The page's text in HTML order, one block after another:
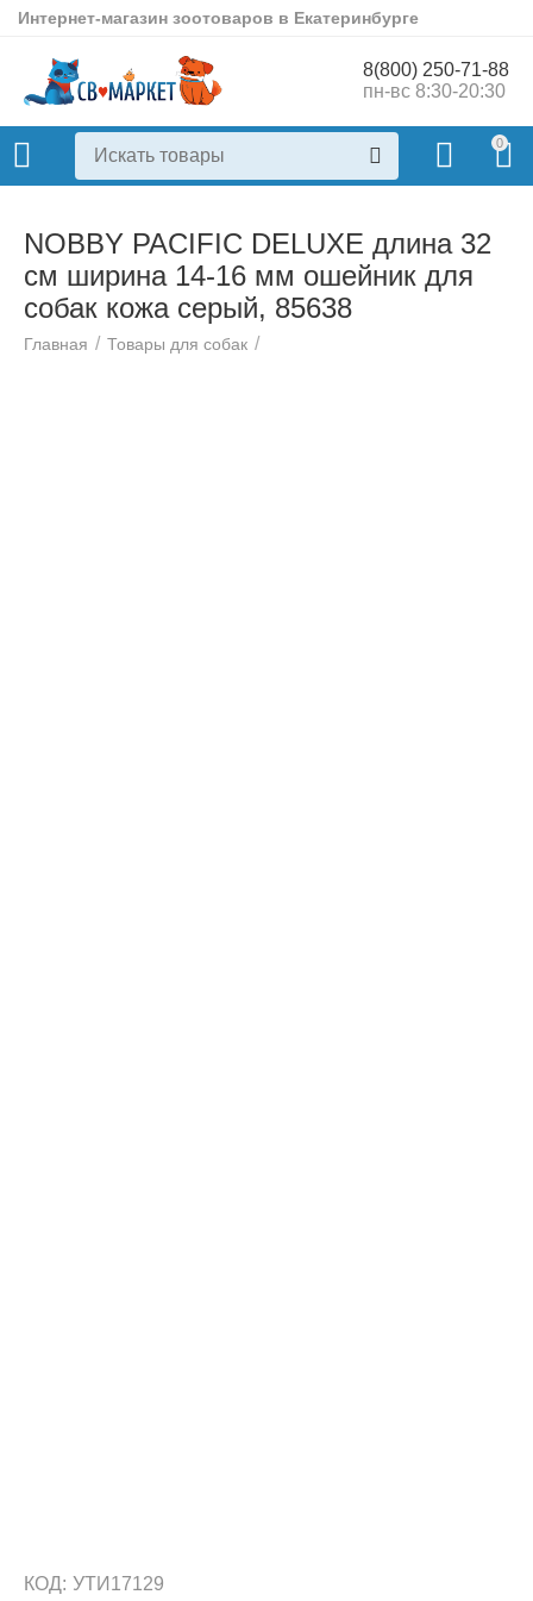
Интернет-магазин зоотоваров в Екатеринбурге
8(800) 250-71-88
пн-вс 8:30-20:30
0
NOBBY PACIFIC DELUXE длина 32
см ширина 14-16 мм ошейник для
собак кожа серый, 85638
Главная / Товары для собак /
КОД: УТИ17129